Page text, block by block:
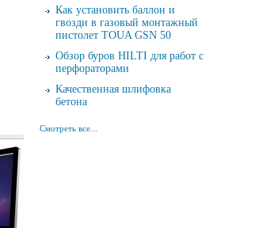
Как установить баллон и
гвозди в газовый монтажный
пистолет TOUA GSN 50
Обзор буров HILTI для работ с
перфораторами
Качественная шлифовка
бетона
Смотреть все...